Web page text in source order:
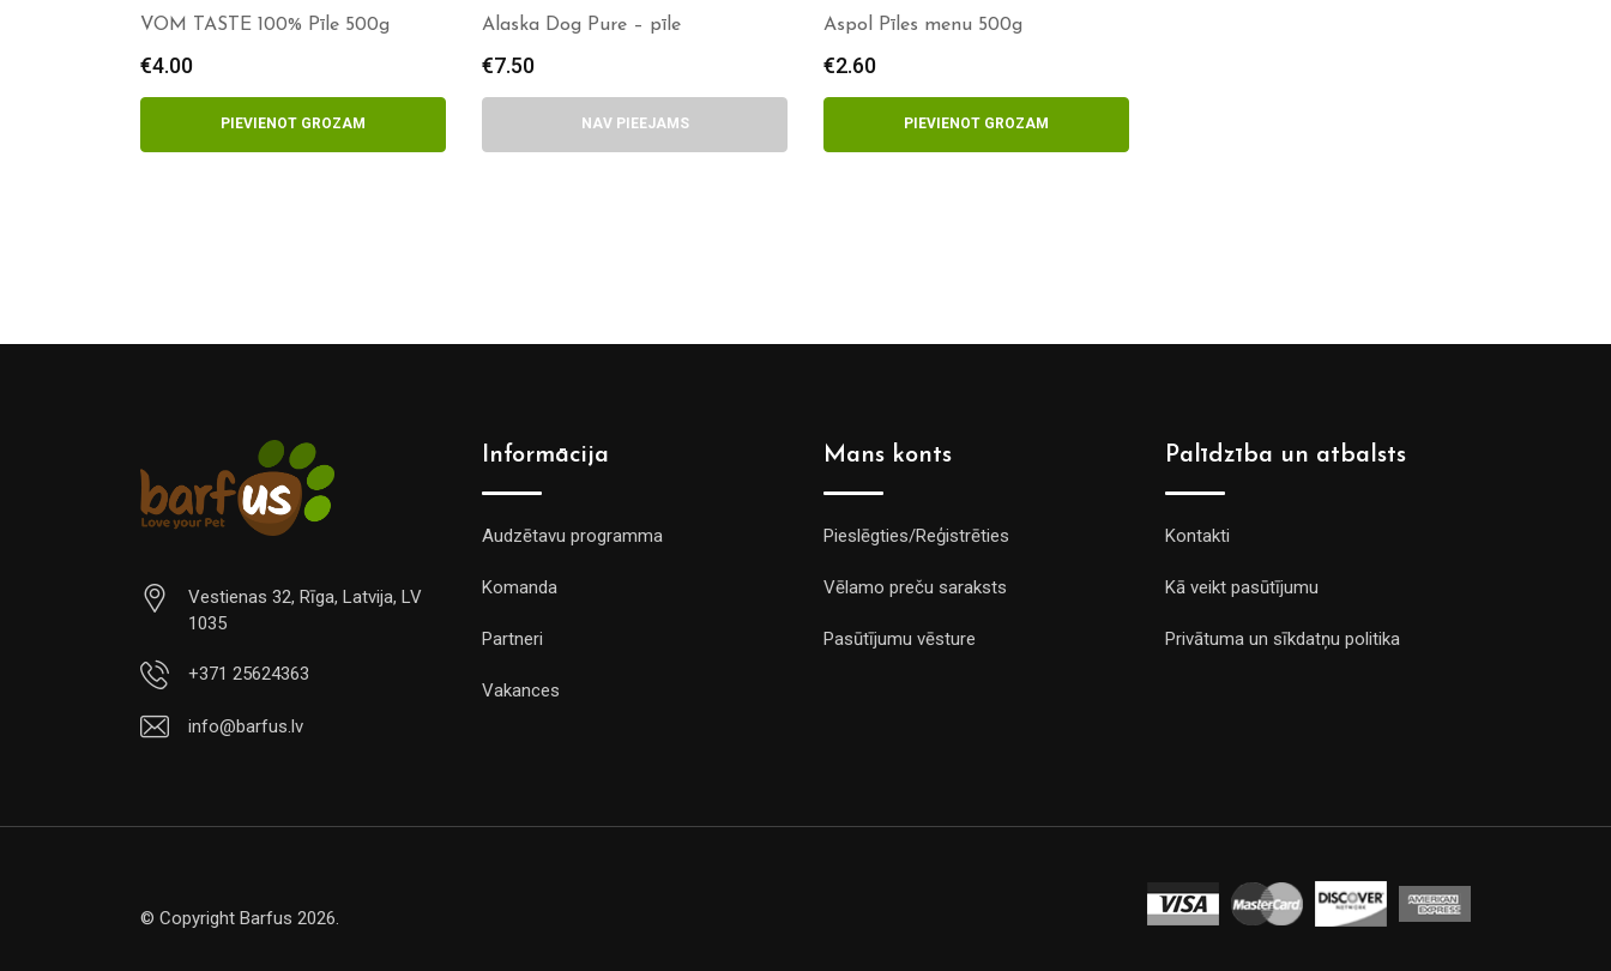
VOM TASTE 100% Pīle 500g
€4.00
PIEVIENOT GROZAM
Alaska Dog Pure – pīle
€7.50
NAV PIEEJAMS
Aspol Pīles menu 500g
€2.60
PIEVIENOT GROZAM
Vestienas 32, Rīga, Latvija, LV
1035
+371 25624363
info@barfus.lv
Informācija
Audzētavu programma
Komanda
Partneri
Vakances
Mans konts
Pieslēgties/Reģistrēties
Vēlamo preču saraksts
Pasūtījumu vēsture
Palīdzība un atbalsts
Kontakti
Kā veikt pasūtījumu
Privātuma un sīkdatņu politika
© Copyright Barfus 2026.